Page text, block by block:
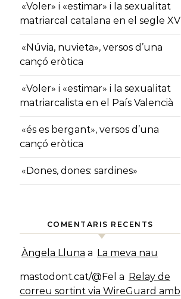
«Voler» i «estimar» i la sexualitat
matriarcal catalana en el segle XV
«Núvia, nuvieta», versos d’una
cançó eròtica
«Voler» i «estimar» i la sexualitat
matriarcalista en el País Valencià
«és es bergant», versos d’una
cançó eròtica
«Dones, dones: sardines»
COMENTARIS RECENTS
Àngela Lluna a La meva nau
mastodont.cat/@Fel a Relay de
correu sortint via WireGuard amb